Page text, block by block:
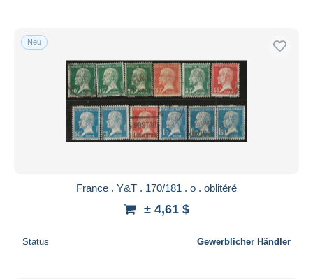
Neu
France . Y&T . 170/181 . o . oblitéré
± 4,61 $
Status Gewerblicher Händler